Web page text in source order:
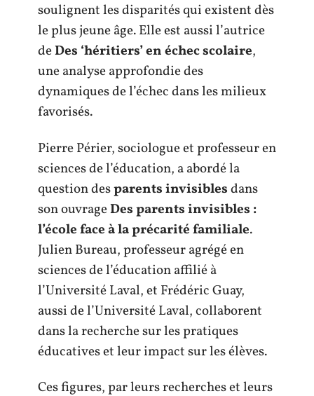
soulignent les disparités qui existent dès
le plus jeune âge. Elle est aussi l’autrice
deDes ‘héritiers’ en échec scolaire,
une analyse approfondie des
dynamiques de l’échec dans les milieux
favorisés.
Pierre Périer, sociologue et professeur en
sciences de l’éducation, a abordé la
question desparents invisiblesdans
son ouvrageDes parents invisibles :
l’école face à la précarité familiale.
Julien Bureau, professeur agrégé en
sciences de l’éducation affilié à
l’Université Laval, et Frédéric Guay,
aussi de l’Université Laval, collaborent
dans la recherche sur les pratiques
éducatives et leur impact sur les élèves.
Ces figures, par leurs recherches et leurs